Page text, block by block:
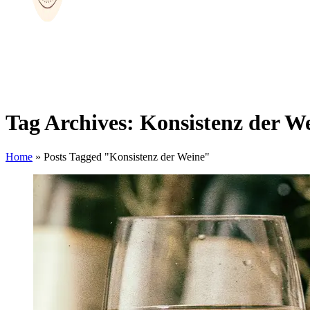
Tag Archives: Konsistenz der
Home » Posts Tagged "Konsistenz der Weine"